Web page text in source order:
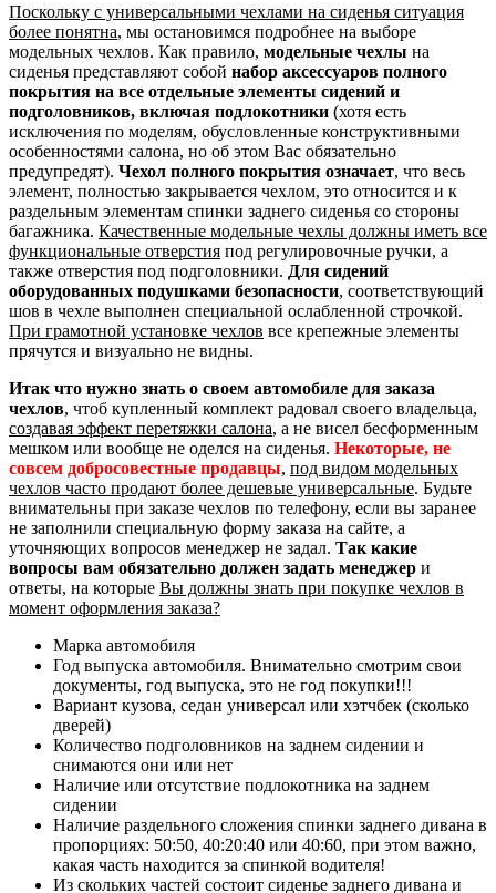
Поскольку с универсальными чехлами на сиденья ситуация
более понятна, мы остановимся подробнее на выборе
модельных чехлов. Как правило, модельные чехлы на
сиденья представляют собой набор аксессуаров полного
покрытия на все отдельные элементы сидений и
подголовников, включая подлокотники (хотя есть
исключения по моделям, обусловленные конструктивными
особенностями салона, но об этом Вас обязательно
предупредят). Чехол полного покрытия означает, что весь
элемент, полностью закрывается чехлом, это относится и к
раздельным элементам спинки заднего сиденья со стороны
багажника. Качественные модельные чехлы должны иметь все
функциональные отверстия под регулировочные ручки, а
также отверстия под подголовники. Для сидений
оборудованных подушками безопасности, соответствующий
шов в чехле выполнен специальной ослабленной строчкой.
При грамотной установке чехлов все крепежные элементы
прячутся и визуально не видны.
Итак что нужно знать о своем автомобиле для заказа
чехлов, чтоб купленный комплект радовал своего владельца,
создавая эффект перетяжки салона, а не висел бесформенным
мешком или вообще не оделся на сиденья. Некоторые, не
совсем добросовестные продавцы, под видом модельных
чехлов часто продают более дешевые универсальные. Будьте
внимательны при заказе чехлов по телефону, если вы заранее
не заполнили специальную форму заказа на сайте, а
уточняющих вопросов менеджер не задал. Так какие
вопросы вам обязательно должен задать менеджер и
ответы, на которые Вы должны знать при покупке чехлов в
момент оформления заказа?
Марка автомобиля
Год выпуска автомобиля. Внимательно смотрим свои
документы, год выпуска, это не год покупки!!!
Вариант кузова, седан универсал или хэтчбек (сколько
дверей)
Количество подголовников на заднем сидении и
снимаются они или нет
Наличие или отсутствие подлокотника на заднем
сидении
Наличие раздельного сложения спинки заднего дивана в
пропорциях: 50:50, 40:20:40 или 40:60, при этом важно,
какая часть находится за спинкой водителя!
Из скольких частей состоит сиденье заднего дивана и